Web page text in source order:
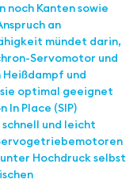
noch Kanten sowie
an
mündet darin,
Servomotor und
und
optimal geeignet
In Place (SIP)
schnell und leicht
Hochdruck selbst